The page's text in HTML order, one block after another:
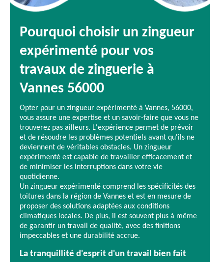
Pourquoi choisir un zingueur
expérimenté pour vos
travaux de zinguerie à
Vannes 56000
Opter pour un zingueur expérimenté à Vannes, 56000,
vous assure une expertise et un savoir-faire que vous ne
trouverez pas ailleurs. L'expérience permet de prévoir
et de résoudre les problèmes potentiels avant qu'ils ne
deviennent de véritables obstacles. Un zingueur
expérimenté est capable de travailler efficacement et
de minimiser les interruptions dans votre vie
quotidienne.
Un zingueur expérimenté comprend les spécificités des
toitures dans la région de Vannes et est en mesure de
proposer des solutions adaptées aux conditions
climatiques locales. De plus, il est souvent plus à même
de garantir un travail de qualité, avec des finitions
impeccables et une durabilité accrue.
La tranquillité d'esprit d'un travail bien fait